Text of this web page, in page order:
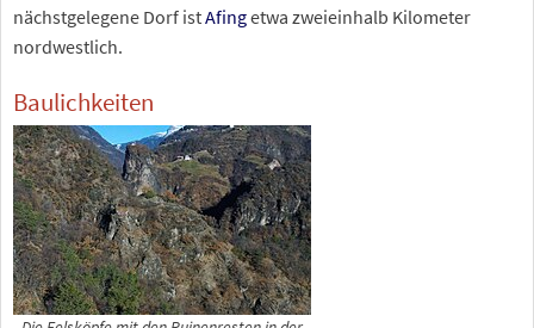
nächstgelegene Dorf istAfingetwa zweieinhalb Kilometer
nordwestlich.
Baulichkeiten